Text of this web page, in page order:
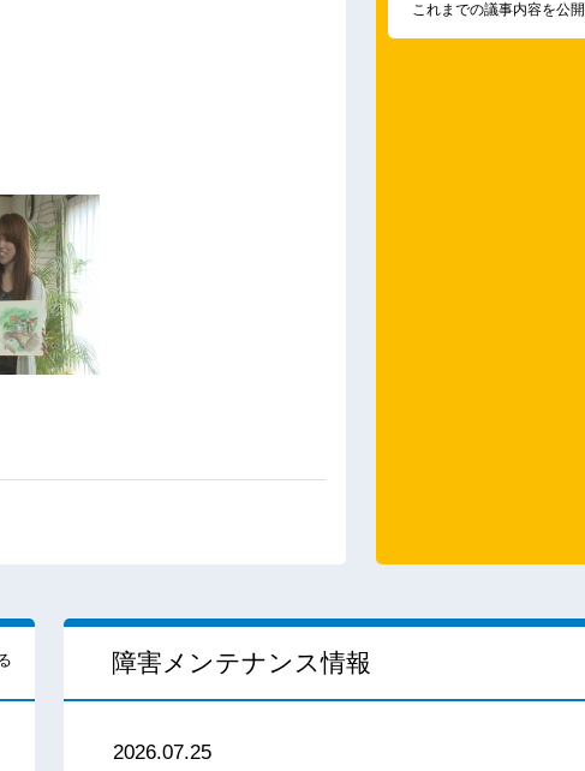
これまでの議事内容を公開
障害メンテナンス情報
2026.07.25